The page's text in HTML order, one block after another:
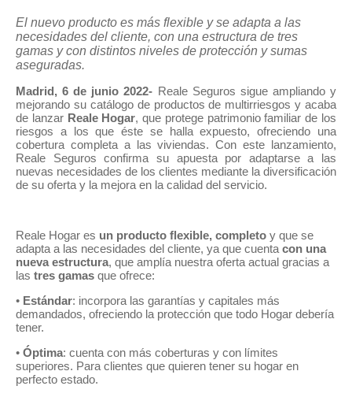
Seguros para expatriados
CALCULA TU PRESUPUESTO
en apenas unos minutos
Seguros para expatriados
CALCULA TU PRESUPUESTO
en apenas unos minutos
El nuevo producto es más flexible y se adapta a las
necesidades del cliente, con una estructura de tres
gamas y con distintos niveles de protección y sumas
aseguradas.
Madrid, 6 de junio 2022- Reale Seguros sigue ampliando y
mejorando su catálogo de productos de multirriesgos y acaba
de lanzar Reale Hogar, que protege patrimonio familiar de los
riesgos a los que éste se halla expuesto, ofreciendo una
cobertura completa a las viviendas. Con este lanzamiento,
Reale Seguros confirma su apuesta por adaptarse a las
nuevas necesidades de los clientes mediante la diversificación
de su oferta y la mejora en la calidad del servicio.
Reale Hogar es un producto flexible, completo y que se
adapta a las necesidades del cliente, ya que cuenta con una
nueva estructura, que amplía nuestra oferta actual gracias a
las tres gamas que ofrece:
• Estándar: incorpora las garantías y capitales más
demandados, ofreciendo la protección que todo Hogar debería
tener.
• Óptima: cuenta con más coberturas y con límites
superiores. Para clientes que quieren tener su hogar en
perfecto estado.